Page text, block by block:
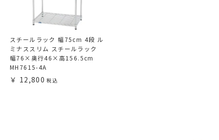
スチールラック 幅75cm 4段 ル
ミナススリム スチールラック
幅76×奥行46×高156.5cm
MH7615-4A
12,800